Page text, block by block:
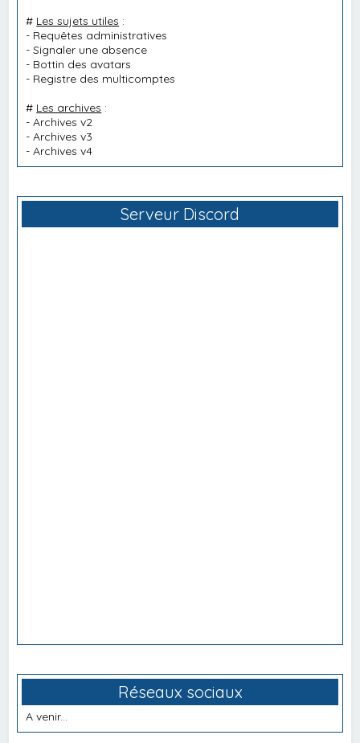
# Les sujets utiles :
- Requêtes administratives
-Signaler une absence
- Bottin des avatars
- Registre des multicomptes
# Les archives :
-Archives v2
-Archives v3
-Archives v4
Serveur Discord
Réseaux sociaux
A venir...